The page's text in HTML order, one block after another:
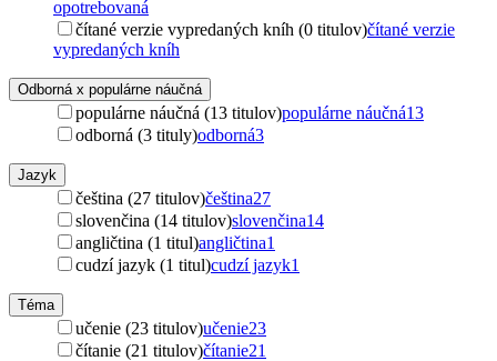
opotrebovaná
čítané verzie vypredaných kníh (0 titulov)čítané verzie
vypredaných kníh
Odborná x populárne náučná
populárne náučná (13 titulov)populárne náučná13
odborná (3 tituly)odborná3
Jazyk
čeština (27 titulov)čeština27
slovenčina (14 titulov)slovenčina14
angličtina (1 titul)angličtina1
cudzí jazyk (1 titul)cudzí jazyk1
Téma
učenie (23 titulov)učenie23
čítanie (21 titulov)čítanie21